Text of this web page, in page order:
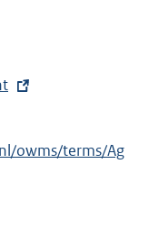
owms/terms/Ag